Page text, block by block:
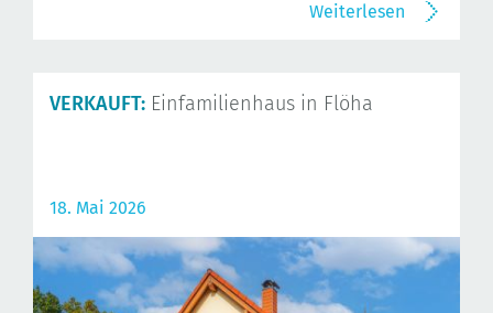
Weiterlesen
VERKAUFT: Einfamilienhaus in Flöha
18. Mai 2026